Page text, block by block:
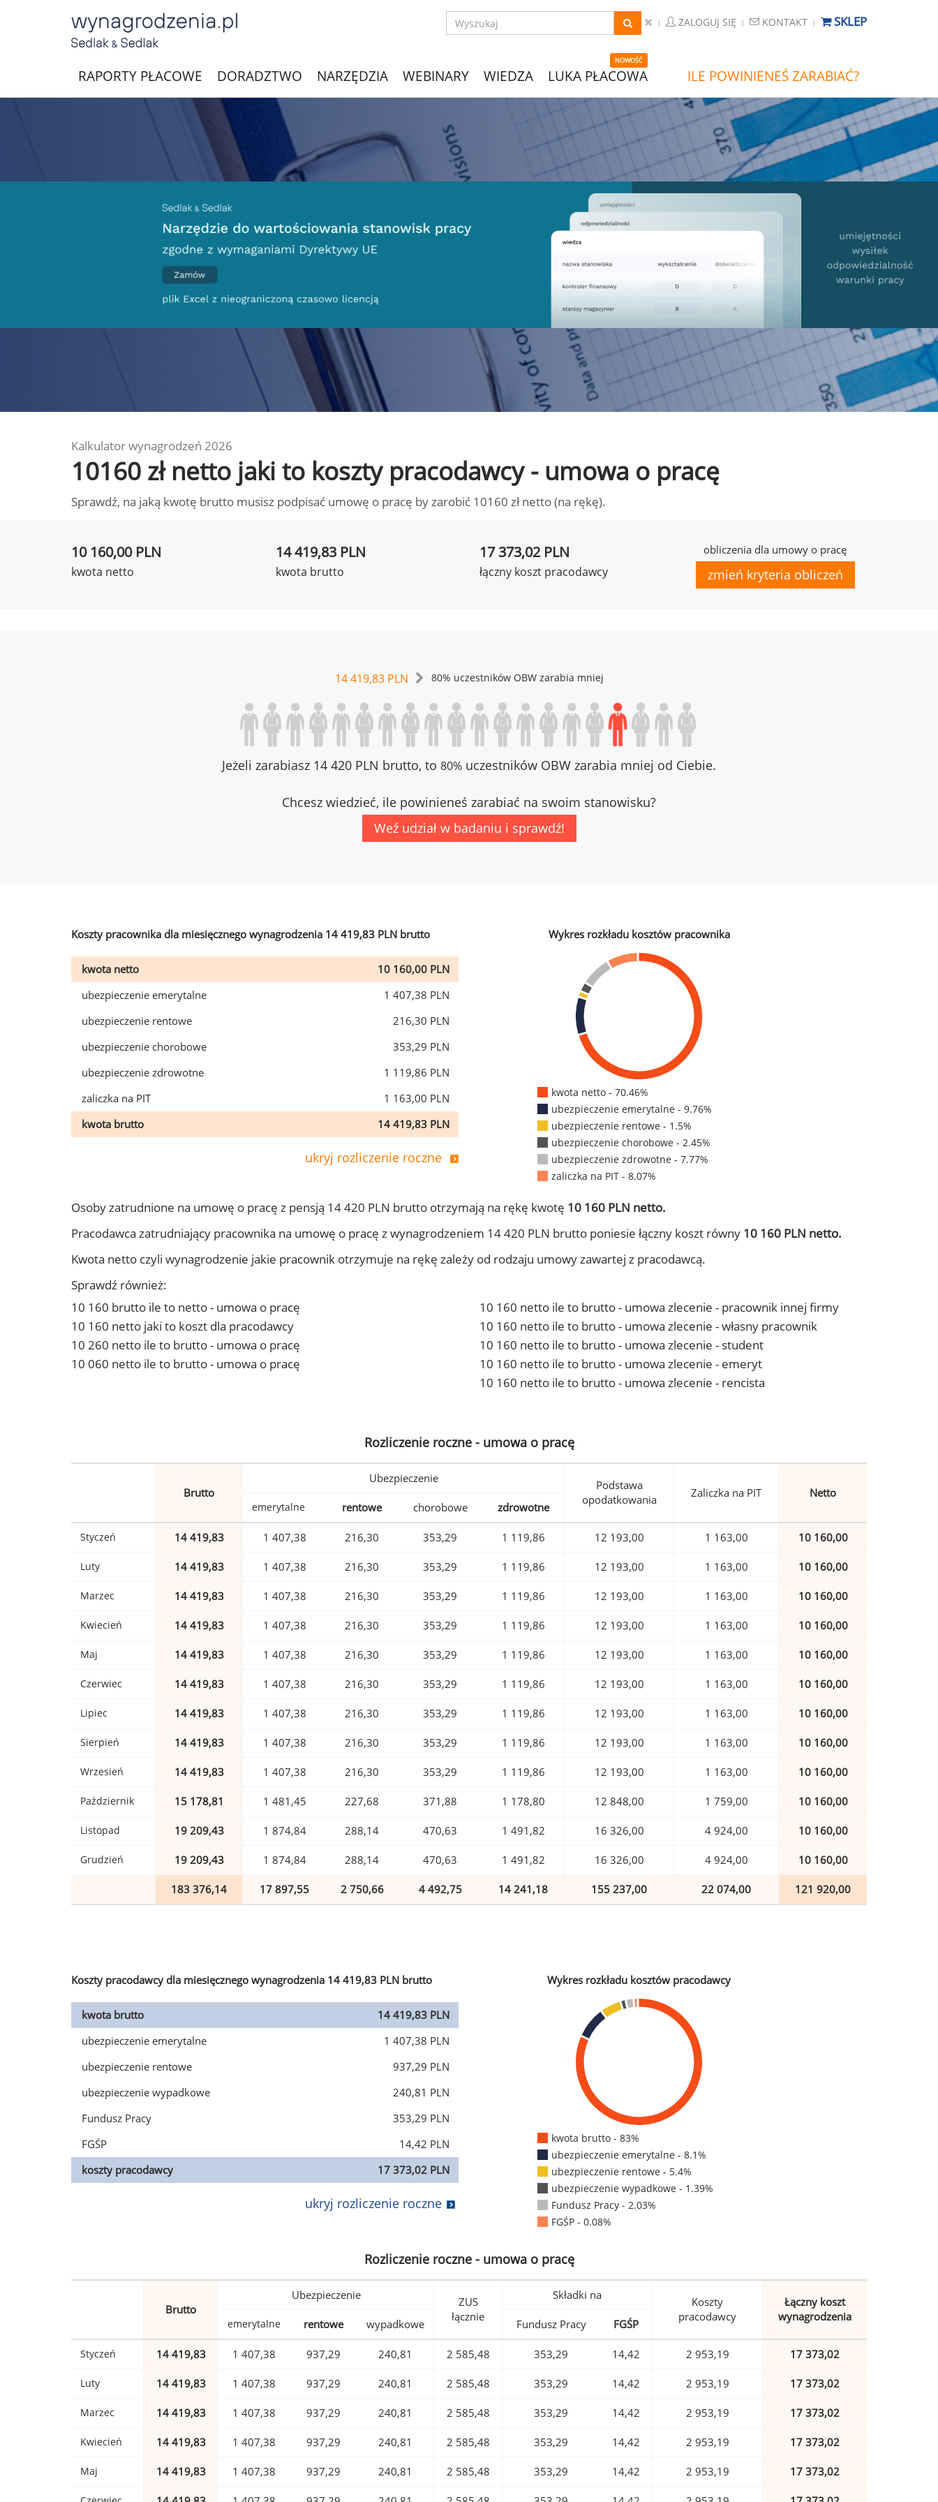
ZALOGUJ SIĘ KONTAKT SKLEP
RAPORTY PŁACOWE DORADZTWO NARZĘDZIA WEBINARY WIEDZA
NOWOŚĆ
LUKA PŁACOWA ILE POWINIENEŚ ZARABIAĆ?
Kalkulator wynagrodzeń 2026
10160 zł netto jaki to koszty pracodawcy - umowa o pracę
Sprawdź, na jaką kwotę brutto musisz podpisać umowę o pracę by zarobić 10160 zł netto (na rękę).
10 160,00 PLN
kwota netto
14 419,83 PLN
kwota brutto
17 373,02 PLN
łączny koszt pracodawcy
obliczenia dla umowy o pracę
zmień kryteria obliczeń
14 419,83 PLN 80% uczestników OBW zarabia mniej
Jeżeli zarabiasz 14 420 PLN brutto, to 80% uczestników OBW zarabia mniej od Ciebie.
Chcesz wiedzieć, ile powinieneś zarabiać na swoim stanowisku?
Weź udział w badaniu i sprawdź!
Koszty pracownika dla miesięcznego wynagrodzenia 14 419,83 PLN brutto
kwota netto
10 160,00 PLN
ubezpieczenie emerytalne
1 407,38 PLN
ubezpieczenie rentowe
216,30 PLN
ubezpieczenie chorobowe
353,29 PLN
ubezpieczenie zdrowotne
1 119,86 PLN
zaliczka na PIT
1 163,00 PLN
kwota brutto
14 419,83 PLN
ukryj rozliczenie roczne
Wykres rozkładu kosztów pracownika
kwota netto - 70.46%
ubezpieczenie emerytalne - 9.76%
ubezpieczenie rentowe - 1.5%
ubezpieczenie chorobowe - 2.45%
ubezpieczenie zdrowotne - 7.77%
zaliczka na PIT - 8.07%
Osoby zatrudnione na umowę o pracę z pensją 14 420 PLN brutto otrzymają na rękę kwotę 10 160 PLN netto.
Pracodawca zatrudniający pracownika na umowę o pracę z wynagrodzeniem 14 420 PLN brutto poniesie łączny koszt równy 10 160 PLN netto.
Kwota netto czyli wynagrodzenie jakie pracownik otrzymuje na rękę zależy od rodzaju umowy zawartej z pracodawcą.
Sprawdź również:
10 160 brutto ile to netto - umowa o pracę
10 160 netto jaki to koszt dla pracodawcy
10 260 netto ile to brutto - umowa o pracę
10 060 netto ile to brutto - umowa o pracę
10 160 netto ile to brutto - umowa zlecenie - pracownik innej firmy
10 160 netto ile to brutto - umowa zlecenie - własny pracownik
10 160 netto ile to brutto - umowa zlecenie - student
10 160 netto ile to brutto - umowa zlecenie - emeryt
10 160 netto ile to brutto - umowa zlecenie - rencista
Rozliczenie roczne - umowa o pracę
Brutto
Ubezpieczenie
Podstawa
opodatkowania
Zaliczka na PIT Netto
emerytalne rentowe chorobowe zdrowotne
Styczeń 14 419,83 1 407,38 216,30 353,29 1 119,86 12 193,00 1 163,00 10 160,00
Luty 14 419,83 1 407,38 216,30 353,29 1 119,86 12 193,00 1 163,00 10 160,00
Marzec 14 419,83 1 407,38 216,30 353,29 1 119,86 12 193,00 1 163,00 10 160,00
Kwiecień 14 419,83 1 407,38 216,30 353,29 1 119,86 12 193,00 1 163,00 10 160,00
Maj 14 419,83 1 407,38 216,30 353,29 1 119,86 12 193,00 1 163,00 10 160,00
Czerwiec 14 419,83 1 407,38 216,30 353,29 1 119,86 12 193,00 1 163,00 10 160,00
Lipiec 14 419,83 1 407,38 216,30 353,29 1 119,86 12 193,00 1 163,00 10 160,00
Sierpień 14 419,83 1 407,38 216,30 353,29 1 119,86 12 193,00 1 163,00 10 160,00
Wrzesień 14 419,83 1 407,38 216,30 353,29 1 119,86 12 193,00 1 163,00 10 160,00
Październik 15 178,81 1 481,45 227,68 371,88 1 178,80 12 848,00 1 759,00 10 160,00
Listopad 19 209,43 1 874,84 288,14 470,63 1 491,82 16 326,00 4 924,00 10 160,00
Grudzień 19 209,43 1 874,84 288,14 470,63 1 491,82 16 326,00 4 924,00 10 160,00
183 376,14 17 897,55 2 750,66 4 492,75 14 241,18 155 237,00 22 074,00 121 920,00
Koszty pracodawcy dla miesięcznego wynagrodzenia 14 419,83 PLN brutto
kwota brutto
14 419,83 PLN
ubezpieczenie emerytalne
1 407,38 PLN
ubezpieczenie rentowe
937,29 PLN
ubezpieczenie wypadkowe
240,81 PLN
Fundusz Pracy
353,29 PLN
FGŚP
14,42 PLN
koszty pracodawcy
17 373,02 PLN
ukryj rozliczenie roczne
Wykres rozkładu kosztów pracodawcy
kwota brutto - 83%
ubezpieczenie emerytalne - 8.1%
ubezpieczenie rentowe - 5.4%
ubezpieczenie wypadkowe - 1.39%
Fundusz Pracy - 2.03%
FGŚP - 0.08%
Rozliczenie roczne - umowa o pracę
Brutto
Ubezpieczenie
ZUS
łącznie
Składki na
Koszty
pracodawcy
Łączny koszt
wynagrodzenia
emerytalne rentowe wypadkowe Fundusz Pracy FGŚP
Styczeń 14 419,83 1 407,38 937,29 240,81 2 585,48 353,29 14,42 2 953,19 17 373,02
Luty 14 419,83 1 407,38 937,29 240,81 2 585,48 353,29 14,42 2 953,19 17 373,02
Marzec 14 419,83 1 407,38 937,29 240,81 2 585,48 353,29 14,42 2 953,19 17 373,02
Kwiecień 14 419,83 1 407,38 937,29 240,81 2 585,48 353,29 14,42 2 953,19 17 373,02
Maj 14 419,83 1 407,38 937,29 240,81 2 585,48 353,29 14,42 2 953,19 17 373,02